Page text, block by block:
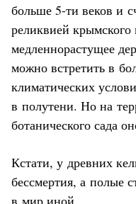
больше 5-ти веков и
реликвией
медленнорастущее
можно встретить в
климатических
в полутени. Но на
ботанического сада
Кстати, у древних
бессмертия, а полые
в мир иной.